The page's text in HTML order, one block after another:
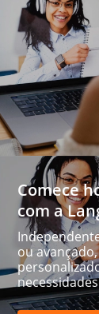
Comece
com a
ou